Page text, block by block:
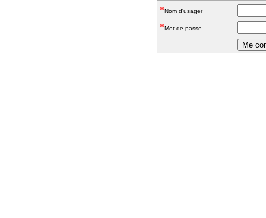
*Nom d'usager
*Mot de passe